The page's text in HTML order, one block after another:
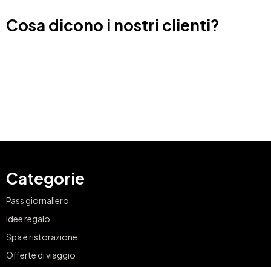
Cosa dicono i nostri clienti?
Categorie
Pass giornaliero
Idee regalo
Spa e ristorazione
Offerte di viaggio